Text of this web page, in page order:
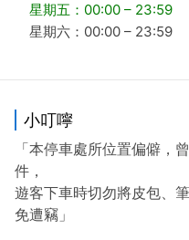
星期五：00:00 – 23:59
星期六：00:00 – 23:59
小叮嚀
「本停車處所位置偏僻，
件，
遊客下車時切勿將皮包、
免遭竊」